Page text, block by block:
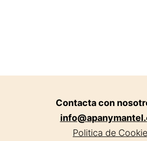
Contacta con
Politica de